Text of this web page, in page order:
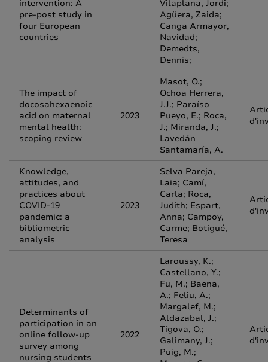
intervention: A
pre-post study in
four European
countries
Vilaplana, Jordi;
Agüera, Zaida;
Canga Armayor,
Navidad;
Demedts,
Dennis;
The impact of
docosahexaenoic
acid on maternal
mental health:
scoping review
2023
Masot, O.;
Ochoa Herrera,
J.J.; Paraíso
Pueyo, E.; Roca,
J.; Miranda, J.;
Lavedán
Santamaría, A.
Knowledge,
attitudes, and
practices about
COVID-19
pandemic: a
bibliometric
analysis
2023
Selva Pareja,
Laia; Camí,
Carla; Roca,
Judith; Espart,
Anna; Campoy,
Carme; Botigué,
Teresa
Determinants of
participation in an
online follow-up
survey among
nursing students
2022
Laroussy, K.;
Castellano, Y.;
Fu, M.; Baena,
A.; Feliu, A.;
Margalef, M.;
Aldazabal, J.;
Tigova, O.;
Galimany, J.;
Puig, M.;